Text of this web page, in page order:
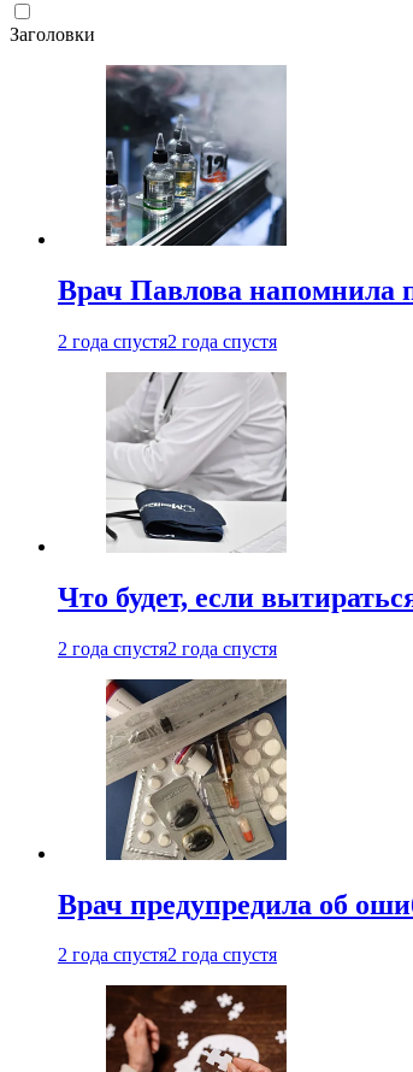
Заголовки
Врач Павлова напомнила
2 года спустя2 года спустя
Что будет, если
2 года спустя2 года спустя
Врач предупредила об
2 года спустя2 года спустя